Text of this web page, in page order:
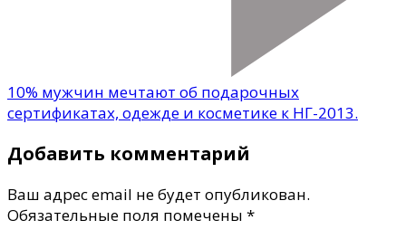
10% мужчин мечтают об подарочных
сертификатах, одежде и косметике к НГ-2013.
Добавить комментарий
Ваш адрес email не будет опубликован.
Обязательные поля помечены *